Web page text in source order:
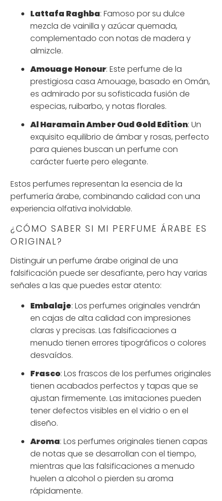
Lattafa Raghba: Famoso por su dulce
mezcla de vainilla y azúcar quemada,
complementado con notas de madera y
almizcle.
Amouage Honour: Este perfume de la
prestigiosa casa Amouage, basado en Omán,
es admirado por su sofisticada fusión de
especias, ruibarbo, y notas florales.
Al Haramain Amber Oud Gold Edition: Un
exquisito equilibrio de ámbar y rosas, perfecto
para quienes buscan un perfume con
carácter fuerte pero elegante.
Estos perfumes representan la esencia de la
perfumería árabe, combinando calidad con una
experiencia olfativa inolvidable.
¿CÓMO SABER SI MI PERFUME ÁRABE ES
ORIGINAL?
Distinguir un perfume árabe original de una
falsificación puede ser desafiante, pero hay varias
señales a las que puedes estar atento:
Embalaje: Los perfumes originales vendrán
en cajas de alta calidad con impresiones
claras y precisas. Las falsificaciones a
menudo tienen errores tipográficos o colores
desvaídos.
Frasco: Los frascos de los perfumes originales
tienen acabados perfectos y tapas que se
ajustan firmemente. Las imitaciones pueden
tener defectos visibles en el vidrio o en el
diseño.
Aroma: Los perfumes originales tienen capas
de notas que se desarrollan con el tiempo,
mientras que las falsificaciones a menudo
huelen a alcohol o pierden su aroma
rápidamente.